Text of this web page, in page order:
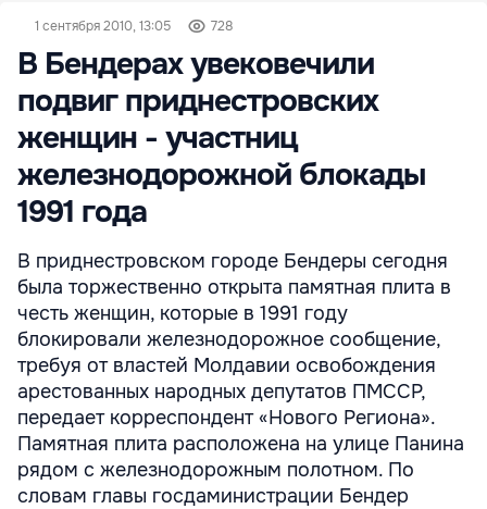
1 сентября 2010, 13:05 728
В Бендерах увековечили
подвиг приднестровских
женщин - участниц
железнодорожной блокады
1991 года
В приднестровском городе Бендеры сегодня
была торжественно открыта памятная плита в
честь женщин, которые в 1991 году
блокировали железнодорожное сообщение,
требуя от властей Молдавии освобождения
арестованных народных депутатов ПМССР,
передает корреспондент «Нового Региона».
Памятная плита расположена на улице Панина
рядом с железнодорожным полотном. По
словам главы госдаминистрации Бендер